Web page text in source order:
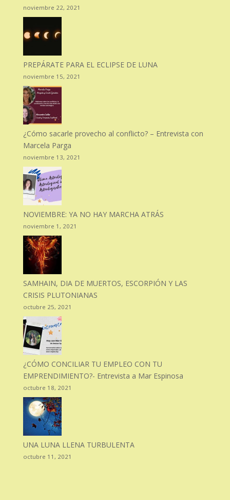
noviembre 22, 2021
PREPÁRATE PARA EL ECLIPSE DE LUNA
noviembre 15, 2021
¿Cómo sacarle provecho al conflicto? – Entrevista con
Marcela Parga
noviembre 13, 2021
NOVIEMBRE: YA NO HAY MARCHA ATRÁS
noviembre 1, 2021
SAMHAIN, DIA DE MUERTOS, ESCORPIÓN Y LAS
CRISIS PLUTONIANAS
octubre 25, 2021
¿CÓMO CONCILIAR TU EMPLEO CON TU
EMPRENDIMIENTO?- Entrevista a Mar Espinosa
octubre 18, 2021
UNA LUNA LLENA TURBULENTA
octubre 11, 2021